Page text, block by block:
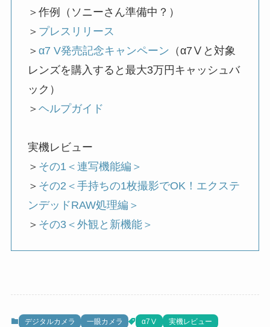
＞作例（ソニーさん準備中？）
＞ プレスリリース
＞ α7 V発売記念キャンペーン （α7Ⅴと対象
レンズを購入すると最大3万円キャッシュバ
ック）
＞ ヘルプガイド
実機レビュー
＞ その1＜連写機能編＞
＞ その2＜手持ちの1枚撮影でOK！エクステ
ンデッドRAW処理編＞
＞ その3＜外観と新機能＞
デジタルカメラ 一眼カメラ α7Ⅴ 実機レビュー